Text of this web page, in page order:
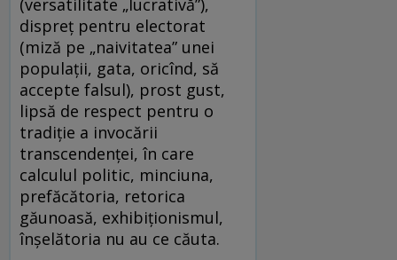
(versatilitate „lucrativă”),
dispreţ pentru electorat
(miză pe „naivitatea” unei
populaţii, gata, oricînd, să
accepte falsul), prost gust,
lipsă de respect pentru o
tradiţie a invocării
transcendenţei, în care
calculul politic, minciuna,
prefăcătoria, retorica
găunoasă, exhibiţionismul,
înşelătoria nu au ce căuta.